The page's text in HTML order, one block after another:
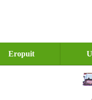
Eropuit